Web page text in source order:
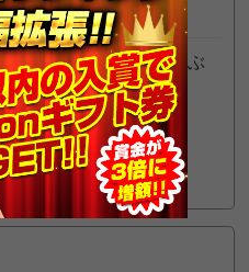
、古い機種もあり暇つぶ
3